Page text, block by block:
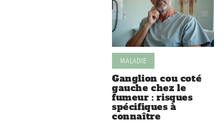
MALADIE
Ganglion cou coté
gauche chez le
fumeur : risques
spécifiques à
connaître